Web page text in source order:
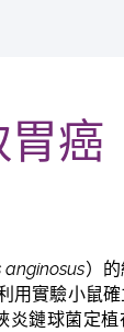
癌
anginosus）
用實驗小鼠
炎鏈球菌定